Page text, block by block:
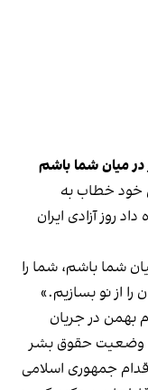
در میان شما باشم
خود خطاب به
روز آزادی ایران
شما باشم، شما را
از نو بسازیم.»
در جریان
وضعیت حقوق بشر
جمهوری اسلامی